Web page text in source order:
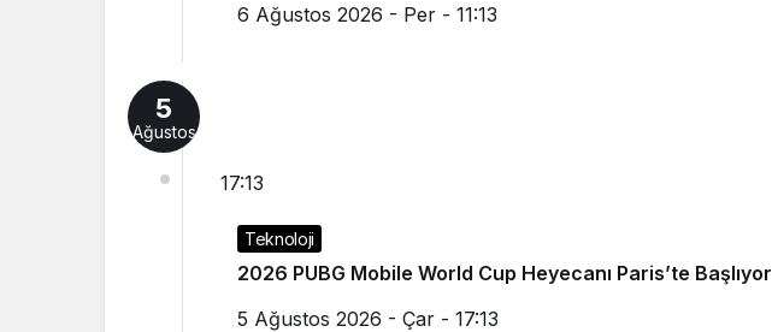
6 Ağustos 2026 - Per - 11:13
5
Ağustos
17:13
Teknoloji
2026 PUBG Mobile World Cup Heyecanı Paris’te Başlıyor
5 Ağustos 2026 - Çar - 17:13